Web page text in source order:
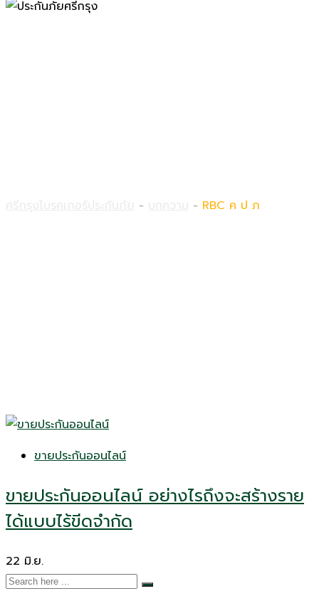
- - RBC ค ป ภ
ขายประกันออนไลน์
ขายประกันออนไลน์ อย่างไรถึงจะสร้างราย
ได้แบบไร้ขีดจำกัด
22 มิ.ย.